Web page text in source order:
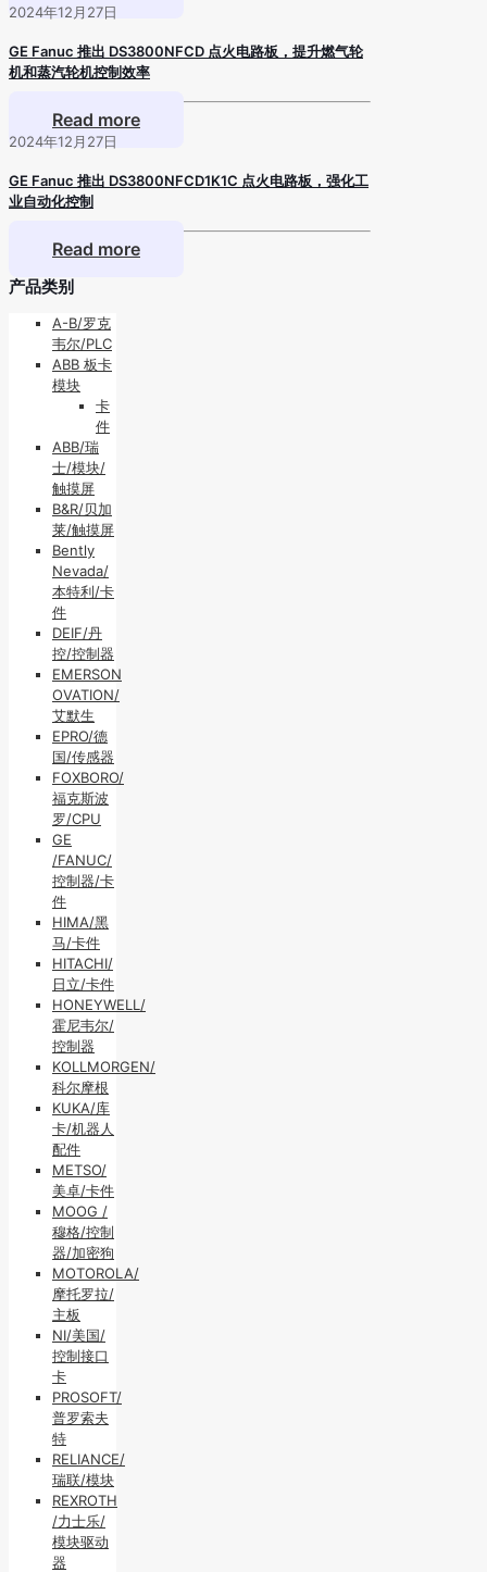
2024年12月27日
GE Fanuc 推出 DS3800NFCD 点火电路板，提升燃气轮
机和蒸汽轮机控制效率
Read more
2024年12月27日
GE Fanuc 推出 DS3800NFCD1K1C 点火电路板，强化工
业自动化控制
Read more
产品类别
A-B/罗克
韦尔/PLC
ABB 板卡
模块
卡
件
ABB/瑞
士/模块/
触摸屏
B&R/贝加
莱/触摸屏
Bently
Nevada/
本特利/卡
件
DEIF/丹
控/控制器
EMERSON
OVATION/
艾默生
EPRO/德
国/传感器
FOXBORO/
福克斯波
罗/CPU
GE
/FANUC/
控制器/卡
件
HIMA/黑
马/卡件
HITACHI/
日立/卡件
HONEYWELL/
霍尼韦尔/
控制器
KOLLMORGEN/
科尔摩根
KUKA/库
卡/机器人
配件
METSO/
美卓/卡件
MOOG /
穆格/控制
器/加密狗
MOTOROLA/
摩托罗拉/
主板
NI/美国/
控制接口
卡
PROSOFT/
普罗索夫
特
RELIANCE/
瑞联/模块
REXROTH
/力士乐/
模块驱动
器